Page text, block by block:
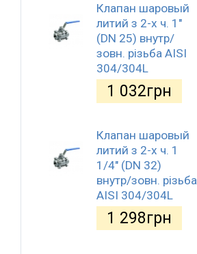
Клапан шаровый
литий з 2-х ч. 1"
(DN 25) внутр/
зовн. різьба AISI
304/304L
1 032грн
Клапан шаровый
литий з 2-х ч. 1
1/4" (DN 32)
внутр/зовн. різьба
AISI 304/304L
1 298грн